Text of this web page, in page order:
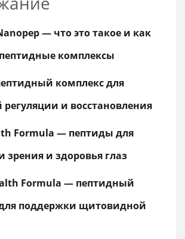
— что это такое и как
комплексы
комплекс для
регуляции и восстановления
Formula — пептиды для
зрения и здоровья глаз
Formula — пептидный
поддержки щитовидной